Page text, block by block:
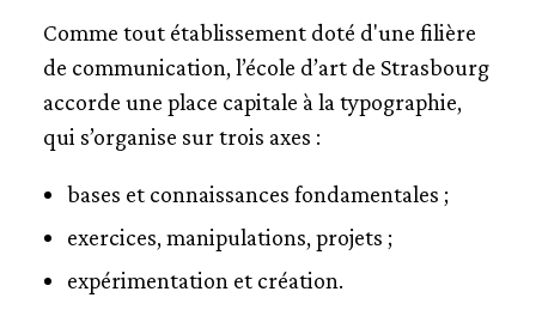
ENSEIGNEMENT ET RECHERCHE
L’ENSEIGNEMENT SUPÉRIEUR DU DESIGN
GRAPHIQUE
ATELIER NATIONAL DE RECHERCHE
TYPOGRAPHIQUE (ANRT)
AMIENS
BORDEAUX
CAEN-CHERBOURG
CAMBRAI
Comme tout établissement doté d'une filière
de communication, l’école d’art de Strasbourg
accorde une place capitale à la typographie,
qui s’organise sur trois axes :
bases et connaissances fondamentales ;
exercices, manipulations, projets ;
expérimentation et création.